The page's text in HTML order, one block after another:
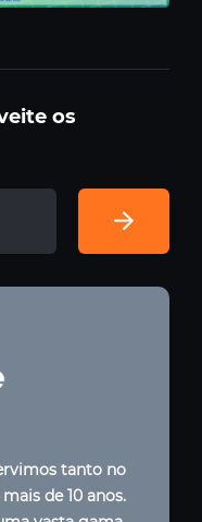
os
tanto no
de 10 anos.